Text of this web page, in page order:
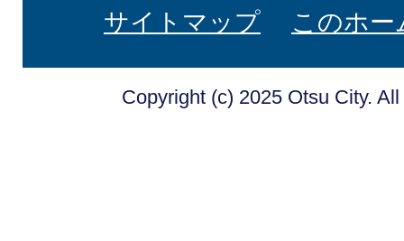
サイトマップ このホ
Copyright (c) 2025 Otsu City.